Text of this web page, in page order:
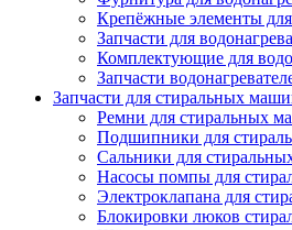
Крепёжные элементы для
Запчасти для
Комплектующие для
Запчасти
Запчасти для стиральных
Ремни для стиральных
Подшипники для
Сальники для
Насосы помпы для
Электроклапана для
Блокировки люков